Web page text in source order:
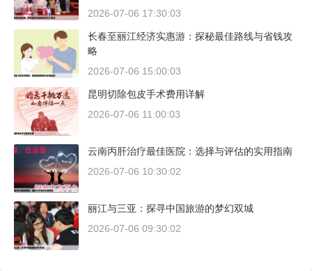
2026-07-06 17:30:03
长春至丽江经济实惠游：探秘最佳路线与省钱攻
略
2026-07-06 15:00:03
昆明切除包皮手术费用详解
2026-07-06 11:00:03
云南丙肝治疗最佳医院：选择与评估的实用指南
2026-07-06 10:30:02
丽江与三亚：探寻中国旅游的梦幻双城
2026-07-06 09:30:02